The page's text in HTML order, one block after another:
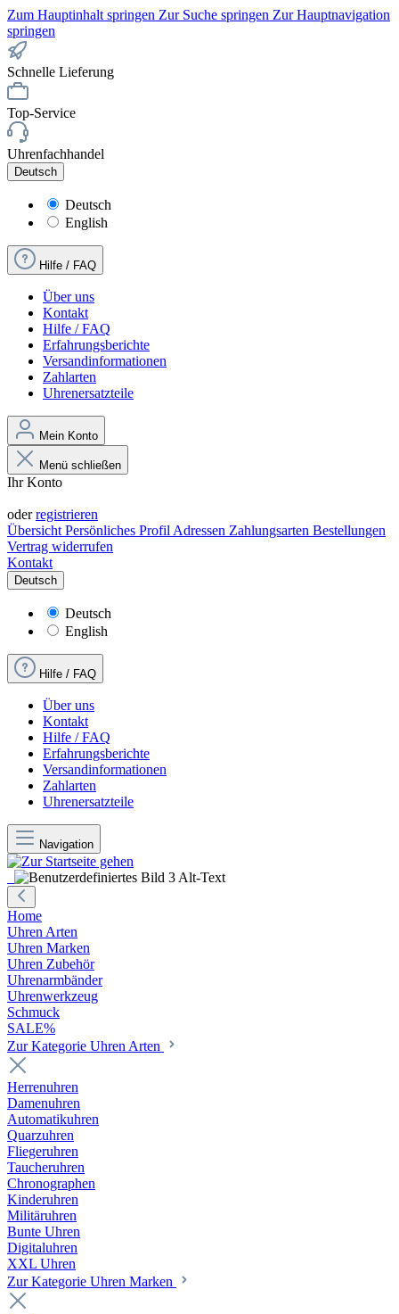
Zum Hauptinhalt springen Zur Suche springen Zur Hauptnavigation
springen
Schnelle Lieferung
Top-Service
Uhrenfachhandel
Deutsch
Deutsch
English
Hilfe / FAQ
Über uns
Kontakt
Hilfe / FAQ
Erfahrungsberichte
Versandinformationen
Zahlarten
Uhrenersatzteile
Mein Konto
Menü schließen
Ihr Konto
oderregistrieren
Übersicht Persönliches Profil Adressen Zahlungsarten Bestellungen
Vertrag widerrufen
Kontakt
Deutsch
Deutsch
English
Hilfe / FAQ
Über uns
Kontakt
Hilfe / FAQ
Erfahrungsberichte
Versandinformationen
Zahlarten
Uhrenersatzteile
Navigation
Home
Uhren Arten
Uhren Marken
Uhren Zubehör
Uhrenarmbänder
Uhrenwerkzeug
Schmuck
SALE%
Zur Kategorie Uhren Arten
Herrenuhren
Damenuhren
Automatikuhren
Quarzuhren
Fliegeruhren
Taucheruhren
Chronographen
Kinderuhren
Militäruhren
Bunte Uhren
Digitaluhren
XXL Uhren
Zur Kategorie Uhren Marken